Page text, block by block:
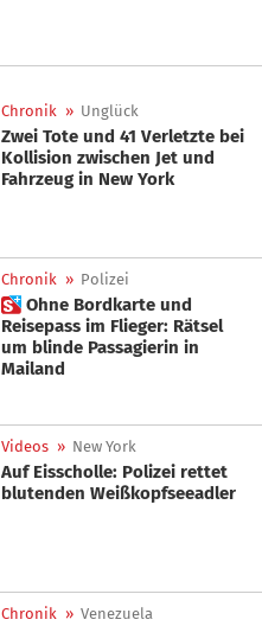
Chronik » Unglück
Zwei Tote und 41 Verletzte bei
Kollision zwischen Jet und
Fahrzeug in New York
Chronik » Polizei
 Ohne Bordkarte und
Reisepass im Flieger: Rätsel
um blinde Passagierin in
Mailand
Videos » New York
Auf Eisscholle: Polizei rettet
blutenden Weißkopfseeadler
Chronik » Venezuela